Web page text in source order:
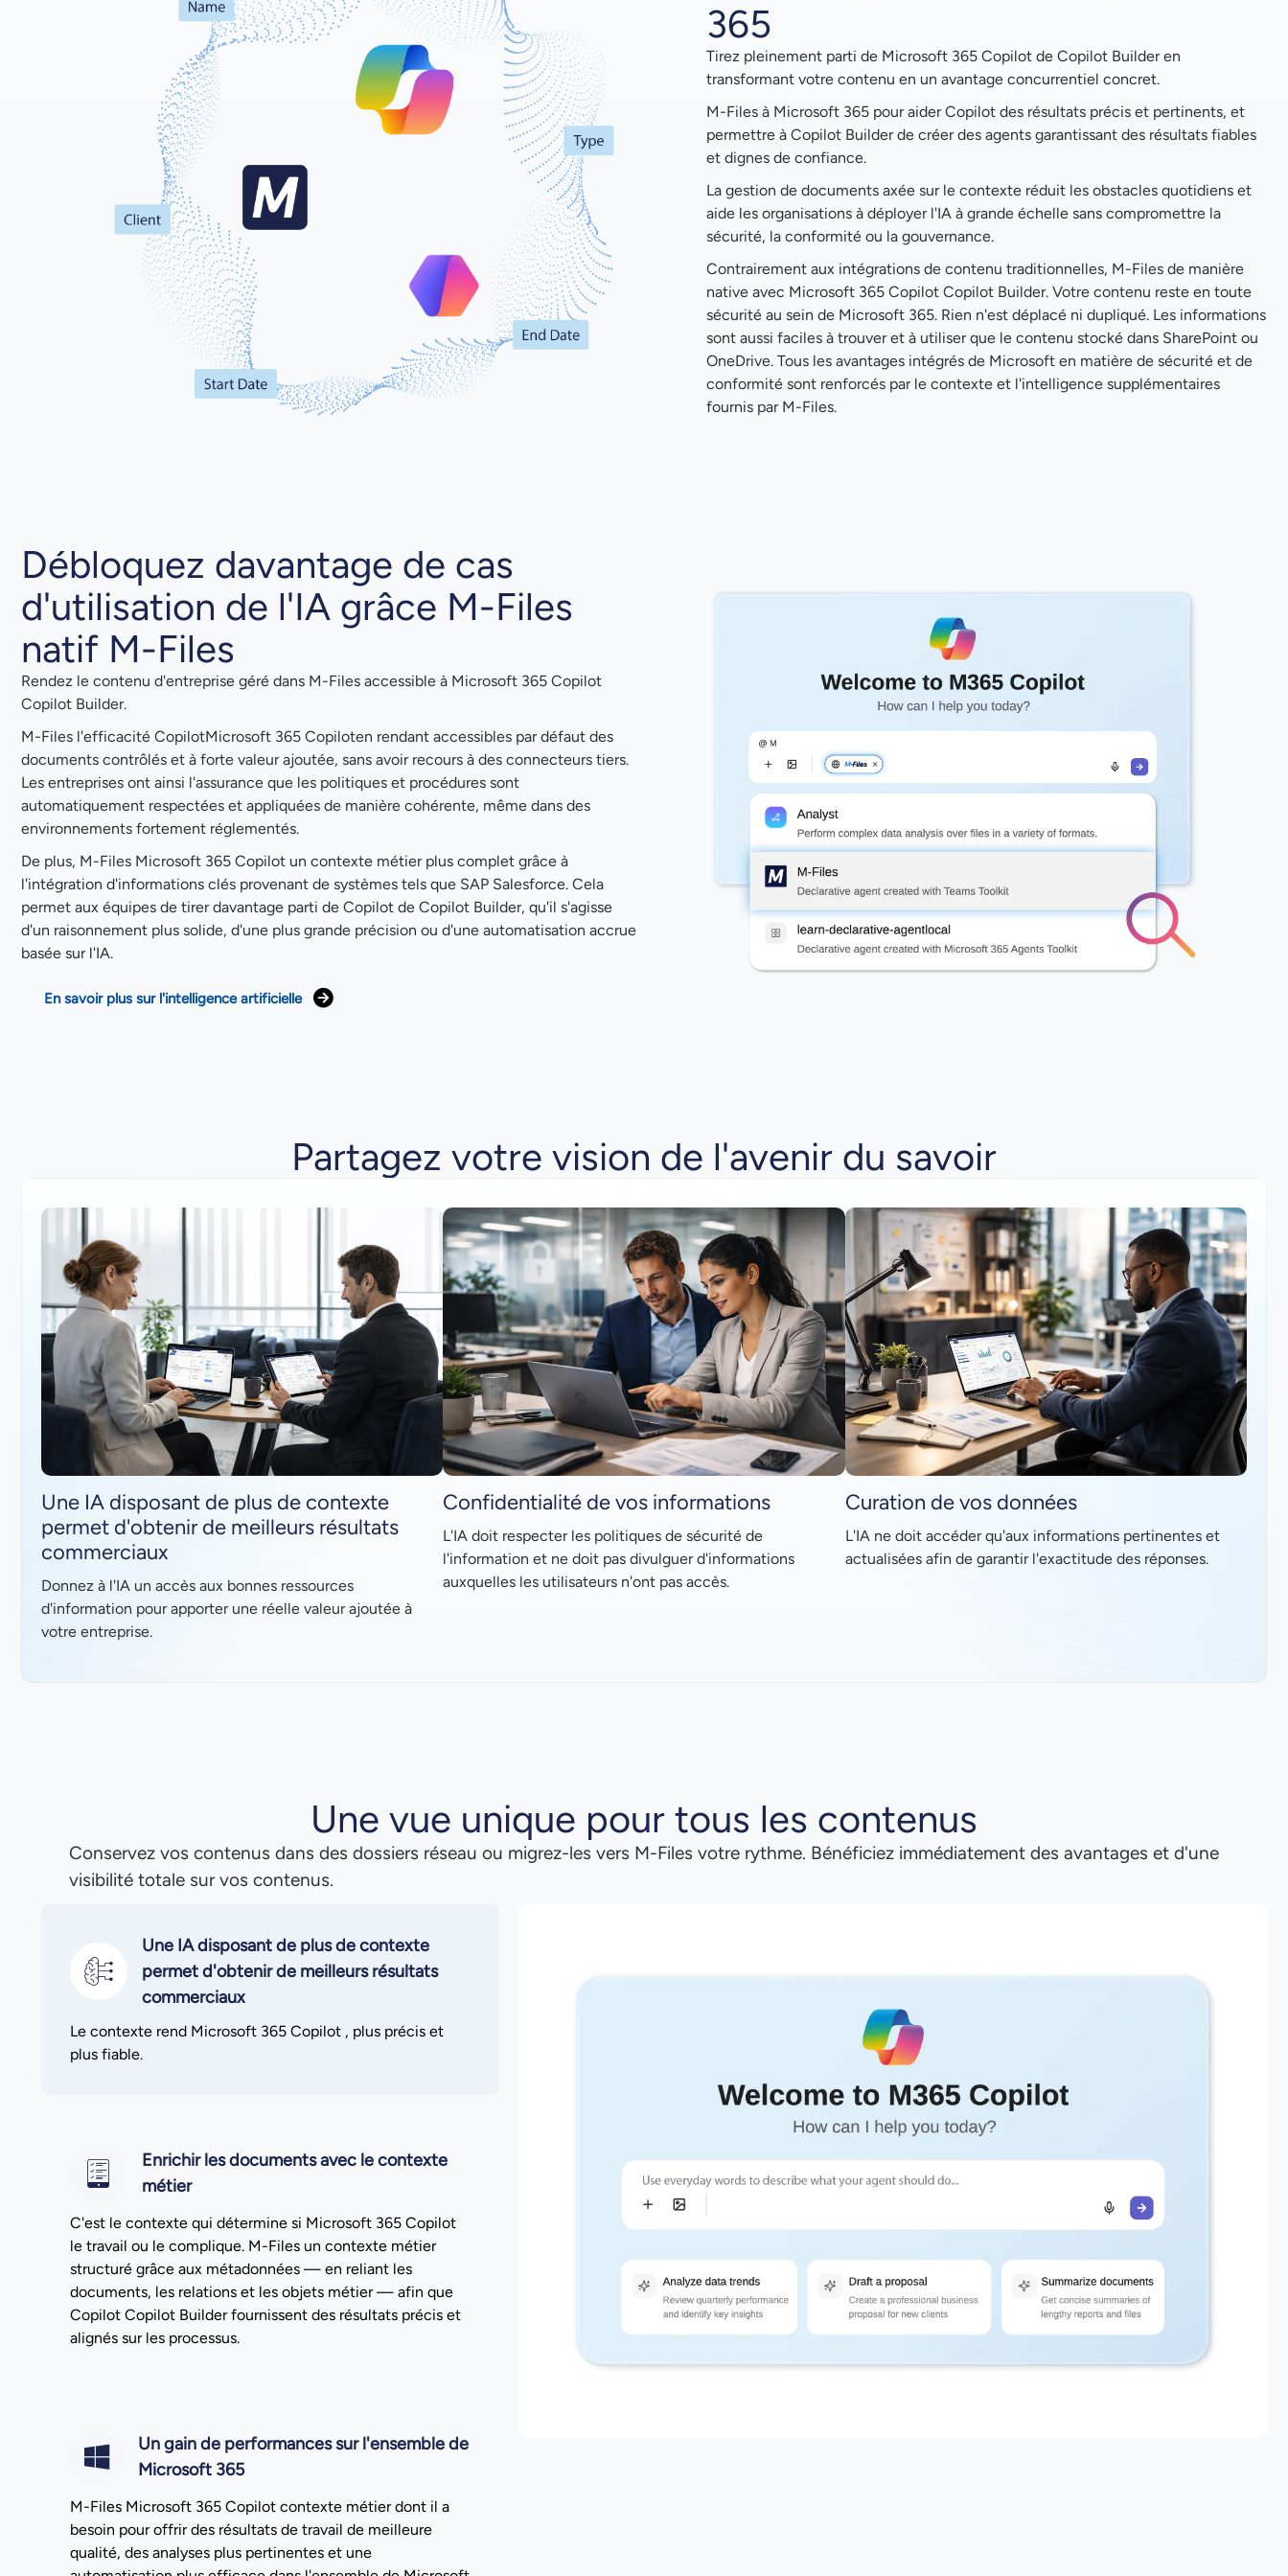
365
Tirez pleinement parti de Microsoft 365 Copilot de Copilot Builder en
transformant votre contenu en un avantage concurrentiel concret.
M-Files à Microsoft 365 pour aider Copilot des résultats précis et pertinents, et
permettre à Copilot Builder de créer des agents garantissant des résultats fiables
et dignes de confiance.
La gestion de documents axée sur le contexte réduit les obstacles quotidiens et
aide les organisations à déployer l'IA à grande échelle sans compromettre la
sécurité, la conformité ou la gouvernance.
Contrairement aux intégrations de contenu traditionnelles, M-Files de manière
native avec Microsoft 365 Copilot Copilot Builder. Votre contenu reste en toute
sécurité au sein de Microsoft 365. Rien n'est déplacé ni dupliqué. Les informations
sont aussi faciles à trouver et à utiliser que le contenu stocké dans SharePoint ou
OneDrive. Tous les avantages intégrés de Microsoft en matière de sécurité et de
conformité sont renforcés par le contexte et l'intelligence supplémentaires
fournis par M-Files.
Débloquez davantage de cas
d'utilisation de l'IA grâce M-Files
natif M-Files
Rendez le contenu d'entreprise géré dans M-Files accessible à Microsoft 365 Copilot
Copilot Builder.
M-Files l'efficacité CopilotMicrosoft 365 Copiloten rendant accessibles par défaut des
documents contrôlés et à forte valeur ajoutée, sans avoir recours à des connecteurs tiers.
Les entreprises ont ainsi l'assurance que les politiques et procédures sont
automatiquement respectées et appliquées de manière cohérente, même dans des
environnements fortement réglementés.
De plus, M-Files Microsoft 365 Copilot un contexte métier plus complet grâce à
l'intégration d'informations clés provenant de systèmes tels que SAP Salesforce. Cela
permet aux équipes de tirer davantage parti de Copilot de Copilot Builder, qu'il s'agisse
d'un raisonnement plus solide, d'une plus grande précision ou d'une automatisation accrue
basée sur l'IA.
En savoir plus sur l'intelligence artificielle
Partagez votre vision de l'avenir du savoir
Une IA disposant de plus de contexte
permet d'obtenir de meilleurs résultats
commerciaux
Donnez à l'IA un accès aux bonnes ressources
d'information pour apporter une réelle valeur ajoutée à
votre entreprise.
Confidentialité de vos informations
L'IA doit respecter les politiques de sécurité de
l'information et ne doit pas divulguer d'informations
auxquelles les utilisateurs n'ont pas accès.
Curation de vos données
L'IA ne doit accéder qu'aux informations pertinentes et
actualisées afin de garantir l'exactitude des réponses.
Une vue unique pour tous les contenus
Conservez vos contenus dans des dossiers réseau ou migrez-les vers M-Files votre rythme. Bénéficiez immédiatement des avantages et d'une
visibilité totale sur vos contenus.
Une IA disposant de plus de contexte
permet d'obtenir de meilleurs résultats
commerciaux
Le contexte rend Microsoft 365 Copilot , plus précis et
plus fiable.
Enrichir les documents avec le contexte
métier
C'est le contexte qui détermine si Microsoft 365 Copilot
le travail ou le complique. M-Files un contexte métier
structuré grâce aux métadonnées — en reliant les
documents, les relations et les objets métier — afin que
Copilot Copilot Builder fournissent des résultats précis et
alignés sur les processus.
Un gain de performances sur l'ensemble de
Microsoft 365
M-Files Microsoft 365 Copilot contexte métier dont il a
besoin pour offrir des résultats de travail de meilleure
qualité, des analyses plus pertinentes et une